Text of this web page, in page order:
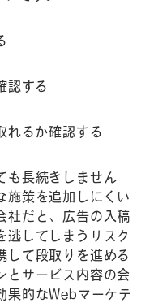
認する
れるか確認する
も長続きしません
施策を追加しにくい
社だと、広告の入稿
逃してしまうリスク
して段取りを進める
とサービス内容の会
果的なWebマーケテ